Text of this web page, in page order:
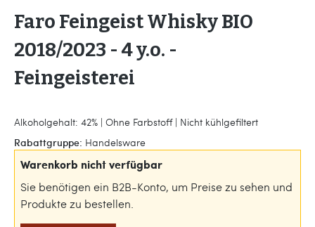
Faro Feingeist Whisky BIO
2018/2023 - 4 y.o. -
Feingeisterei
Alkoholgehalt: 42% | Ohne Farbstoff | Nicht kühlgefiltert
Rabattgruppe: Handelsware
Warenkorb nicht verfügbar
Sie benötigen ein B2B-Konto, um Preise zu sehen und
Produkte zu bestellen.